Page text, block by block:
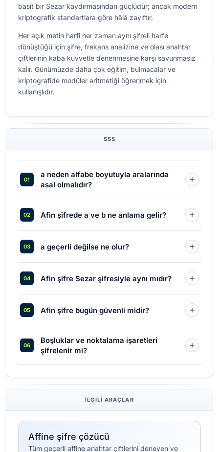
basit bir Sezar kaydırmasından güçlüdür; ancak modern
kriptografik standartlara göre hâlâ zayıftır.
Her açık metin harfi her zaman aynı şifreli harfe
dönüştüğü için şifre, frekans analizine ve olası anahtar
çiftlerinin kaba kuvvetle denenmesine karşı savunmasız
kalır. Günümüzde daha çok eğitim, bulmacalar ve
kriptografide modüler aritmetiği öğrenmek için
kullanışlıdır.
SSS
a neden alfabe boyutuyla aralarında
asal olmalıdır?
Afin şifrede a ve b ne anlama gelir?
a geçerli değilse ne olur?
Afin şifre Sezar şifresiyle aynı mıdır?
Afin şifre bugün güvenli midir?
Boşluklar ve noktalama işaretleri
şifrelenir mi?
İLGILI ARAÇLAR
Affine şifre çözücü
Tüm geçerli affine anahtar çiftlerini deneyen ve